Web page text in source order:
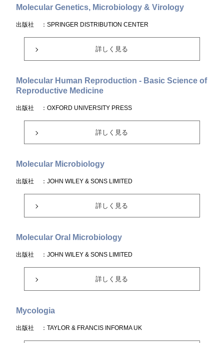
Molecular Genetics, Microbiology & Virology
出版社 ：SPRINGER DISTRIBUTION CENTER
詳しく見る
Molecular Human Reproduction - Basic Science of
Reproductive Medicine
出版社 ：OXFORD UNIVERSITY PRESS
詳しく見る
Molecular Microbiology
出版社 ：JOHN WILEY & SONS LIMITED
詳しく見る
Molecular Oral Microbiology
出版社 ：JOHN WILEY & SONS LIMITED
詳しく見る
Mycologia
出版社 ：TAYLOR & FRANCIS INFORMA UK